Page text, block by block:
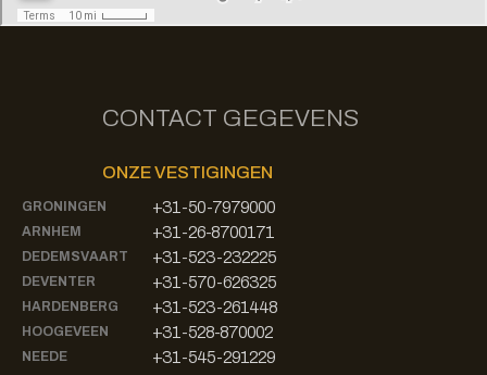
CONTACT GEGEVENS
ONZE VESTIGINGEN
GRONINGEN +31-50-7979000
ARNHEM +31-26-8700171
DEDEMSVAART +31-523-232225
DEVENTER +31-570-626325
HARDENBERG +31-523-261448
HOOGEVEEN +31-528-870002
NEEDE +31-545-291229